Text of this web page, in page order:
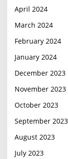
April 2024
March 2024
February 2024
January 2024
December 2023
November 2023
October 2023
September 2023
August 2023
July 2023